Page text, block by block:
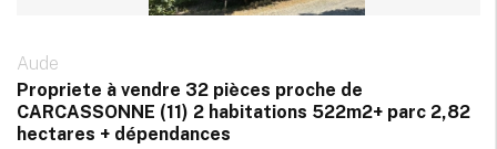
Aude
Propriete à vendre 32 pièces proche de
CARCASSONNE (11) 2 habitations 522m2+ parc 2,82
hectares + dépendances